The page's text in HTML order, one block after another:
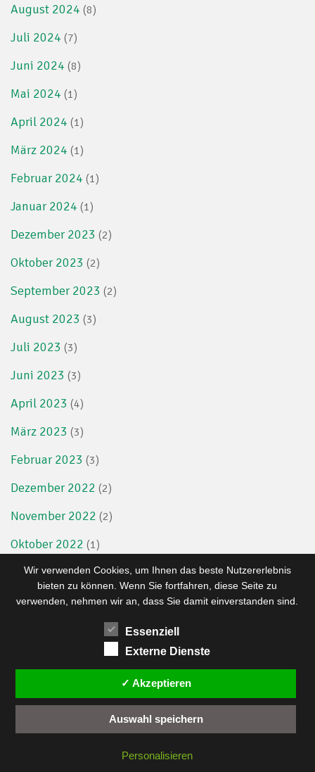
August 2024 (8)
Juli 2024 (7)
Juni 2024 (8)
Mai 2024 (1)
April 2024 (1)
März 2024 (1)
Februar 2024 (1)
Januar 2024 (1)
Dezember 2023 (2)
Oktober 2023 (2)
September 2023 (2)
August 2023 (3)
Juli 2023 (3)
Juni 2023 (3)
April 2023 (4)
März 2023 (3)
Februar 2023 (3)
Dezember 2022 (2)
November 2022 (2)
Oktober 2022 (1)
September 2022(4)
August 2022(6)
In den kannst du erfahren, welche Cookies
wir verwenden oder sie ausschalten.
Wir verwenden Cookies, um Ihnen das beste Nutzererlebnis
bieten zu können. Wenn Sie fortfahren, diese Seite zu
verwenden, nehmen wir an, dass Sie damit einverstanden sind.
Essenziell
Externe Dienste
✓ Akzeptieren
Auswahl speichern
Personalisieren